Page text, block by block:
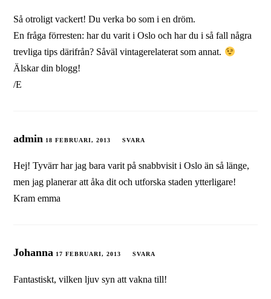
Så otroligt vackert! Du verka bo som i en dröm.
En fråga förresten: har du varit i Oslo och har du i så fall några
trevliga tips därifrån? Såväl vintagerelaterat som annat.
Älskar din blogg!
/E
admin 18 FEBRUARI, 2013 SVARA
Hej! Tyvärr har jag bara varit på snabbvisit i Oslo än så länge,
men jag planerar att åka dit och utforska staden ytterligare!
Kram emma
Johanna 17 FEBRUARI, 2013 SVARA
Fantastiskt, vilken ljuv syn att vakna till!